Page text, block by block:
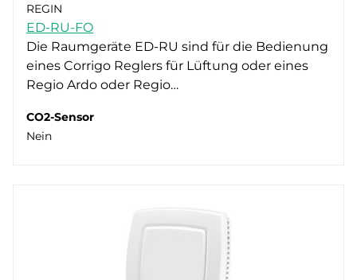
REGIN
ED-RU-FO
Die Raumgeräte ED-RU sind für die Bedienung
eines Corrigo Reglers für Lüftung oder eines
Regio Ardo oder Regio…
CO2-Sensor
Nein